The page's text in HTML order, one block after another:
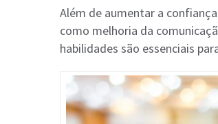
Além de aumentar a
como melhoria da
habilidades são essenciais